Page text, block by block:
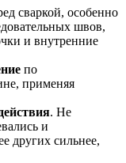
сваркой, особенно
швов,
и внутренние
по
применяя
. Не
и
других сильнее,